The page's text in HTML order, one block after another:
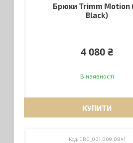
Брюки Trimm Motion
Black)
4 080 ₴
В наявності
КУПИТИ
GRG_001.009.0841